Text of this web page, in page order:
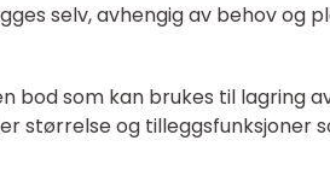
selv, avhengig av behov og
bod som kan brukes til lagring
størrelse og tilleggsfunksjoner